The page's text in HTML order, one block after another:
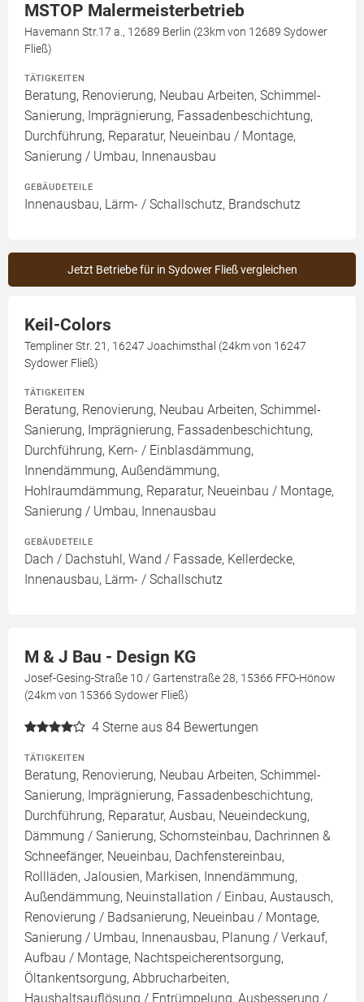
MSTOP Malermeisterbetrieb
Havemann Str.17 a., 12689 Berlin (23km von 12689 Sydower
Fließ)
TÄTIGKEITEN
Beratung, Renovierung, Neubau Arbeiten, Schimmel-
Sanierung, Imprägnierung, Fassadenbeschichtung,
Durchführung, Reparatur, Neueinbau / Montage,
Sanierung / Umbau, Innenausbau
GEBÄUDETEILE
Innenausbau, Lärm- / Schallschutz, Brandschutz
Jetzt Betriebe für in Sydower Fließ vergleichen
Keil-Colors
Templiner Str. 21, 16247 Joachimsthal (24km von 16247
Sydower Fließ)
TÄTIGKEITEN
Beratung, Renovierung, Neubau Arbeiten, Schimmel-
Sanierung, Imprägnierung, Fassadenbeschichtung,
Durchführung, Kern- / Einblasdämmung,
Innendämmung, Außendämmung,
Hohlraumdämmung, Reparatur, Neueinbau / Montage,
Sanierung / Umbau, Innenausbau
GEBÄUDETEILE
Dach / Dachstuhl, Wand / Fassade, Kellerdecke,
Innenausbau, Lärm- / Schallschutz
M & J Bau - Design KG
Josef-Gesing-Straße 10 / Gartenstraße 28, 15366 FFO-Hönow
(24km von 15366 Sydower Fließ)
4 Sterne aus 84 Bewertungen
TÄTIGKEITEN
Beratung, Renovierung, Neubau Arbeiten, Schimmel-
Sanierung, Imprägnierung, Fassadenbeschichtung,
Durchführung, Reparatur, Ausbau, Neueindeckung,
Dämmung / Sanierung, Schornsteinbau, Dachrinnen &
Schneefänger, Neueinbau, Dachfenstereinbau,
Rollläden, Jalousien, Markisen, Innendämmung,
Außendämmung, Neuinstallation / Einbau, Austausch,
Renovierung / Badsanierung, Neueinbau / Montage,
Sanierung / Umbau, Innenausbau, Planung / Verkauf,
Aufbau / Montage, Nachtspeicherentsorgung,
Öltankentsorgung, Abbrucharbeiten,
Haushaltsauflösung / Entrümpelung, Ausbesserung /